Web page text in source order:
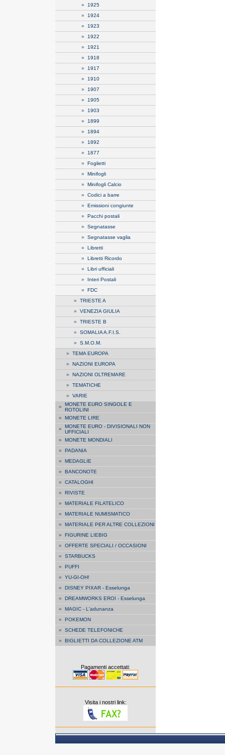
» 1925
» 1924
» 1923
» 1922
» 1921
» 1918
» 1917
» 1910
» 1907
» 1905
» 1903
» 1899
» 1894
» 1892
» 1877
» Foglietti
» Minifogli
» Minifogli Calcio
» Codici a barre
» Emissioni congiunte
» Pacchi postali
» Segnatasse
» Segnatasse vaglia
» Libretti
» Libretti Ricordo
» Libri ufficiali
» Interi Postali
» FDC
» TRIESTE A
» VENEZIA GIULIA
» TRIESTE B
» SOMALIA A.F.I.S.
» S.M.O.M.
» TEMA EUROPA
» NAZIONI EUROPA
» NAZIONI OLTREMARE
» TEMATICHE
» VARIE
» MONETE EURO SINGOLE E
ROTOLINI
» MONETE LIRE
» MONETE EURO - DIVISIONALI NON
UFFICIALI
» MONETE MONDIALI
» PADANIA
» MEDAGLIE
» BANCONOTE
» CATALOGHI
» RIVISTE
» MATERIALE FILATELICO
» MATERIALE NUMISMATICO
» MATERIALE PER ALTRE COLLEZIONI
» FIGURINE LIEBIG
» OFFERTE SPECIALI / OCCASIONI
» STARBUCKS
» PUFFI
» YU-GI-OH!
» DISNEY PIXAR - Esselunga
» DREAMWORKS EROI - Esselunga
» MAGIC - L'adunanza
» POKEMON
» SCHEDE TELEFONICHE
» BIGLIETTI DA COLLEZIONE ATM
Pagamenti accettati:
Visita i nostri link: